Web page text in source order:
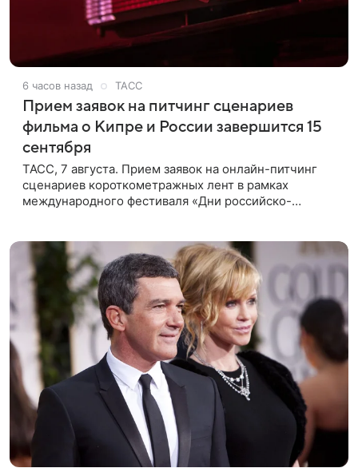
6 часов назад ТАСС
Прием заявок на питчинг сценариев
фильма о Кипре и России завершится 15
сентября
ТАСС, 7 августа. Прием заявок на онлайн-питчинг
сценариев короткометражных лент в рамках
международного фестиваля «Дни российско-